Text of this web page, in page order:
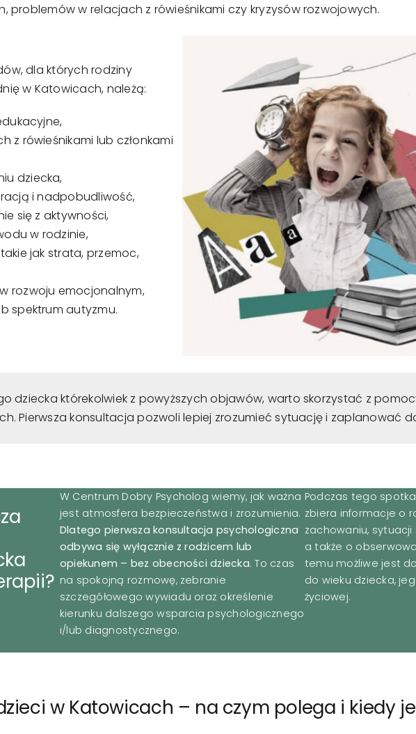
problemów w relacjach z rówieśnikami czy kryzysów rozwojowych.
dla których rodziny
w Katowicach, należą:
z rówieśnikami lub członkami
dziecka,
i nadpobudliwość,
się z aktywności,
w rodzinie,
jak strata, przemoc,
rozwoju emocjonalnym,
spektrum autyzmu.
dziecka którekolwiek z powyższych objawów, warto skorzystać z
Pierwsza konsultacja pozwoli lepiej zrozumieć sytuację i zaplanować
W Centrum Dobry Psycholog wiemy, jak ważna
jest atmosfera bezpieczeństwa i zrozumienia.
Dlatego pierwsza konsultacja psychologiczna
odbywa się wyłącznie z rodzicem lub
opiekunem – bez obecności dziecka. To czas
na spokojną rozmowę, zebranie
szczegółowego wywiadu oraz określenie
kierunku dalszego wsparcia psychologicznego
i/lub diagnostycznego.
Podczas tego
zbiera informacje o
zachowaniu, sytuacji
a także o
temu możliwe jest
do wieku dziecka,
życiowej.
w Katowicach – na czym polega i kiedy